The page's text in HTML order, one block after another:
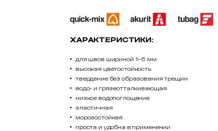
ХАРАКТЕРИСТИКИ:
для швов шириной 1–6 мм
высокая цветостойкость
твердение без образования трещин
водо- и грязеотталкивающая
низкое водопоглощение
эластичная
морозостойкая
проста и удобна в применении